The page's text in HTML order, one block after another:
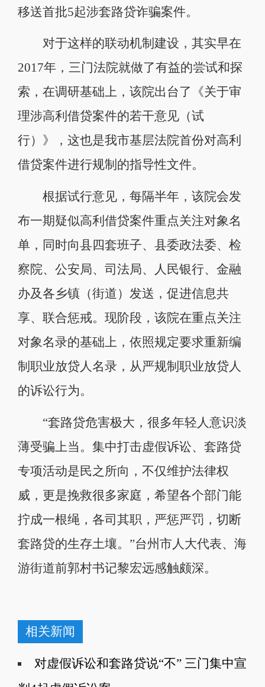
移送首批5起涉套路贷诈骗案件。
对于这样的联动机制建设，其实早在
2017年，三门法院就做了有益的尝试和探
索，在调研基础上，该院出台了《关于审
理涉高利借贷案件的若干意见（试
行）》，这也是我市基层法院首份对高利
借贷案件进行规制的指导性文件。
根据试行意见，每隔半年，该院会发
布一期疑似高利借贷案件重点关注对象名
单，同时向县四套班子、县委政法委、检
察院、公安局、司法局、人民银行、金融
办及各乡镇（街道）发送，促进信息共
享、联合惩戒。现阶段，该院在重点关注
对象名录的基础上，依照规定要求重新编
制职业放贷人名录，从严规制职业放贷人
的诉讼行为。
“套路贷危害极大，很多年轻人意识淡
薄受骗上当。集中打击虚假诉讼、套路贷
专项活动是民之所向，不仅维护法律权
威，更是挽救很多家庭，希望各个部门能
拧成一根绳，各司其职，严惩严罚，切断
套路贷的生存土壤。”台州市人大代表、海
游街道前郭村书记黎宏远感触颇深。
相关新闻
对虚假诉讼和套路贷说“不” 三门集中宣